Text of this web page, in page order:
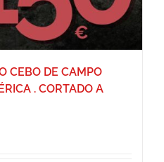
CEBO DE CAMPO
. CORTADO A